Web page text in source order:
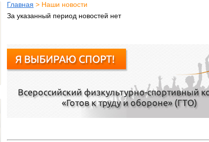
Главная > Наши новости
За указанный период новостей нет